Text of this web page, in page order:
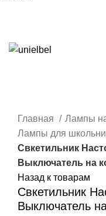
Главная
Лампы
Лампы для
Свкетильник
Выключатель на
Назад к товарам
Свкетильник
Выключатель